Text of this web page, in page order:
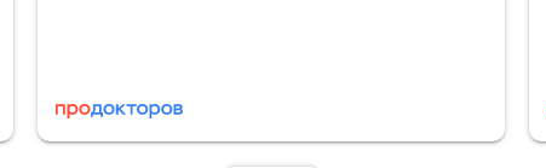
Понравилось